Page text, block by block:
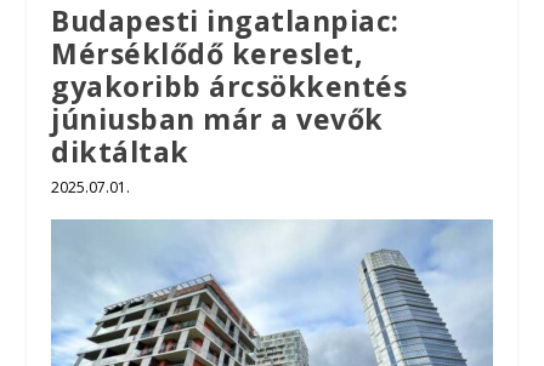
Budapesti ingatlanpiac:
Mérséklődő kereslet,
gyakoribb árcsökkentés
júniusban már a vevők
diktáltak
2025.07.01.